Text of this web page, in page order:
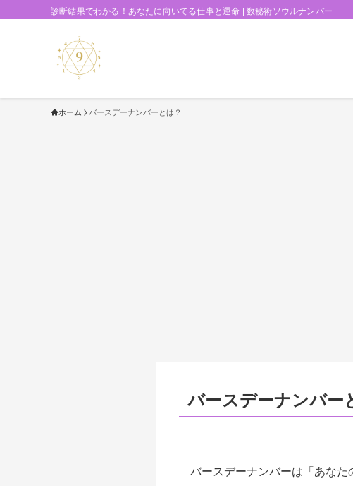
診断結果でわかる！あなたに向いてる仕事と運命 | 数秘術ソウルナンバー
ホーム バースデーナンバーとは？
バースデーナンバー
バースデーナンバーは「あなた